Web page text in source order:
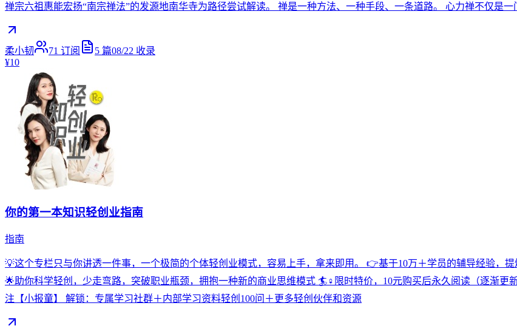
禅宗六祖惠能宏扬“南宗禅法”的发源地南华寺为路径尝试解读。 禅是一种方法、一种手段、一条道路。 心力禅不仅是一
柔小韧 71 订阅 5 篇08/22 收录
¥10
你的第一本知识轻创业指南
指南
💡这个专栏只与你讲透一件事，一个极简的个体轻创业模式，容易上手，拿来即用。 👉基于10万＋学员的辅导经验，
🌟助你科学轻创，少走弯路，突破职业瓶颈，拥抱一种新的商业思维模式 🏄♀️限时特价，10元购买后永久阅读（逐渐更
注【小报童】 解锁：专属学习社群＋内部学习资料轻创100问＋更多轻创伙伴和资源